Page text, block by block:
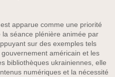
apparue comme une priorité
séance plénière animée par
sur des exemples tels
américain et les
bibliothèques ukrainiennes, elle
numériques et la nécessité